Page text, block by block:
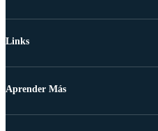
Links
Aprender Más